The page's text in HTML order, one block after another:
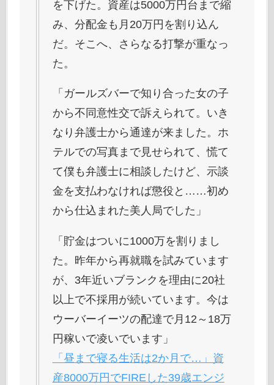
を下げた。資産は5000万円台まで縮
み、分配金も月20万円を割り込ん
だ。そこへ、さらなる打撃が重なっ
た。
「ガールズバーで知り合った女の子
から不同意性交で訴えられて。いき
なり弁護士から通達が来ました。ホ
テルでの写真まで見せられて、慌て
て僕も弁護士に相談したけど、示談
金を支払わなければ懲役と……初め
から仕込まれた美人局でした」
「貯金はついに1000万を割りまし
た。昨年から再就職を試みています
が、3年近いブランクを理由に20社
以上で不採用が続いています。今は
ウーバーイーツの配達で月12～18万
円稼いで凌いでいます」
「昼まで寝る生活は2か月で…」資
産8000万円でFIREした39歳エンジ